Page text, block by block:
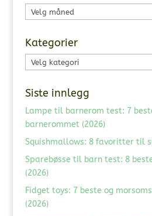
Arkiv
Kategorier
Kategorier
Siste innlegg
Lampe til barnerom test: 7
barnerommet (2026)
Squishmallows: 8 favoritter til
Sparebøsse til barn test: 8
(2026)
Fidget toys: 7 beste og
(2026)